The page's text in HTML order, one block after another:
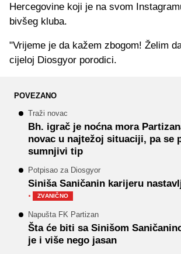
Hercegovine koji je na svom
bivšeg kluba.
"Vrijeme je da kažem zbogom! Želim
cijeloj Diosgyor porodici.
POVEZANO
Traži novac
Bh. igrač je noćna mora
novac u najtežoj situaciji, pa se
sumnjivi tip
Potpisao za Diosgyor
Siniša Saničanin karijeru
· ZVANIČNO
Napušta FK Partizan
Šta će biti sa Sinišom
je i više nego jasan